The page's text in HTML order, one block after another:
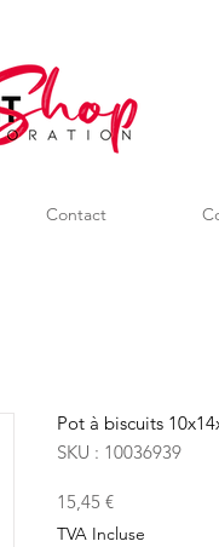
Contact
Pot à biscuits
SKU : 10036939
15,45 €Prix
TVA Incluse